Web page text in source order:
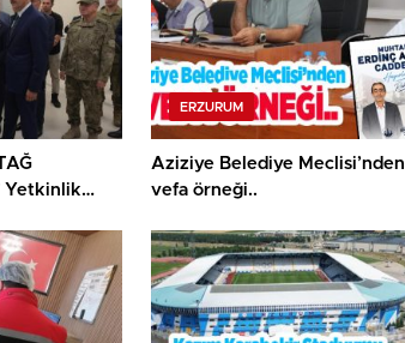
Yetkinlik
ERZURUM
Aziziye Belediye Meclisi’nden
vefa örneği..